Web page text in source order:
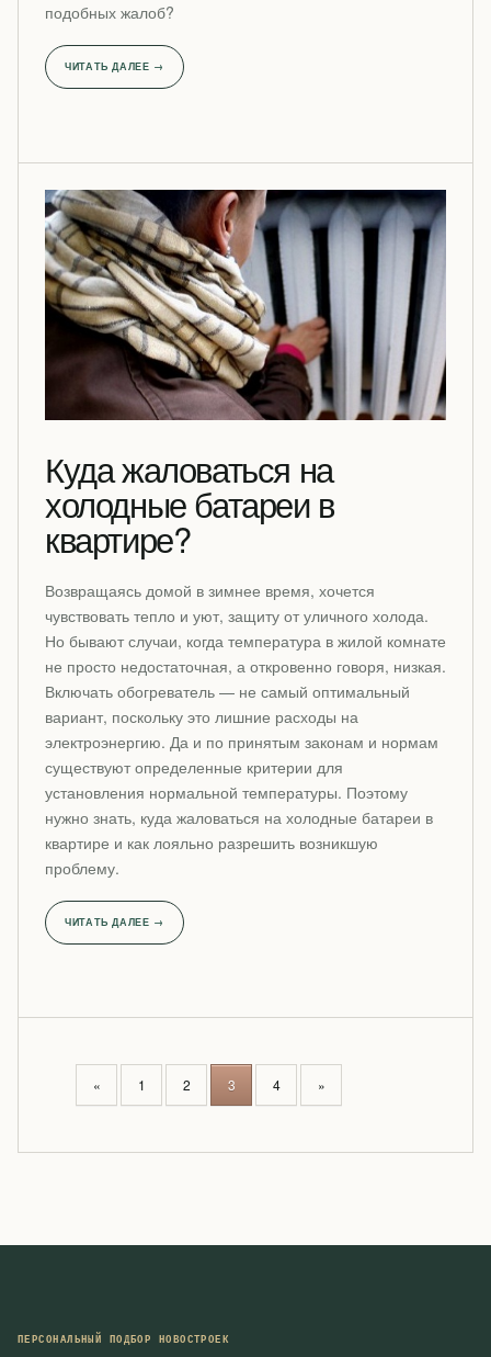
подобных жалоб?
ЧИТАТЬ ДАЛЕЕ →
Куда жаловаться на
холодные батареи в
квартире?
Возвращаясь домой в зимнее время, хочется
чувствовать тепло и уют, защиту от уличного холода.
Но бывают случаи, когда температура в жилой комнате
не просто недостаточная, а откровенно говоря, низкая.
Включать обогреватель — не самый оптимальный
вариант, поскольку это лишние расходы на
электроэнергию. Да и по принятым законам и нормам
существуют определенные критерии для
установления нормальной температуры. Поэтому
нужно знать, куда жаловаться на холодные батареи в
квартире и как лояльно разрешить возникшую
проблему.
ЧИТАТЬ ДАЛЕЕ →
V
A
« 1 2 3 4 »
ПЕРСОНАЛЬНЫЙ ПОДБОР НОВОСТРОЕК